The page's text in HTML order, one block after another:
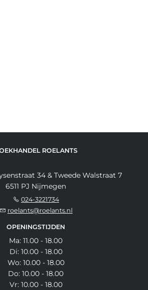
ROELANTS
34 & Tweede Walstraat 7
6511 PJ Nijmegen
024-3221734
roelants@roelants.nl
OPENINGSTIJDEN
Ma: 11.00 - 18.00
Di: 10.00 - 18.00
Wo: 10.00 - 18.00
Do: 10.00 - 18.00
Vr: 10.00 - 18.00